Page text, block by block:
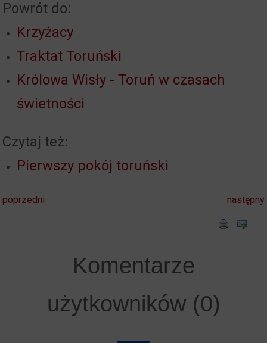
Powrót do:
Krzyżacy
Traktat Toruński
Królowa Wisły - Toruń w czasach
świetności
Czytaj też:
Pierwszy pokój toruński
poprzedni następny
Komentarze
użytkowników (0)